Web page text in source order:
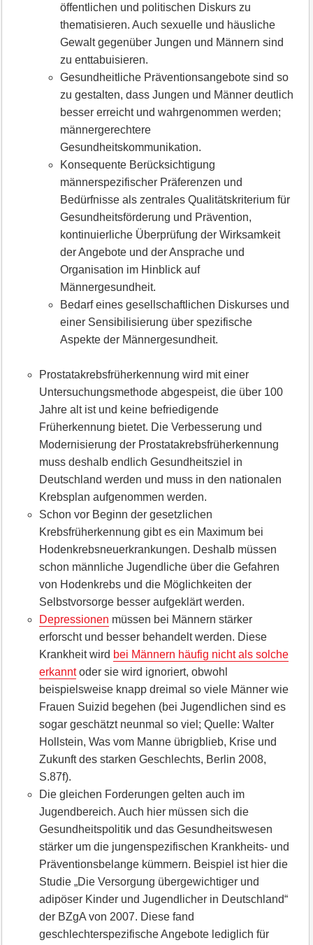
öffentlichen und politischen Diskurs zu
thematisieren. Auch sexuelle und häusliche
Gewalt gegenüber Jungen und Männern sind
zu enttabuisieren.
Gesundheitliche Präventionsangebote sind so
zu gestalten, dass Jungen und Männer deutlich
besser erreicht und wahrgenommen werden;
männergerechtere
Gesundheitskommunikation.
Konsequente Berücksichtigung
männerspezifischer Präferenzen und
Bedürfnisse als zentrales Qualitätskriterium für
Gesundheitsförderung und Prävention,
kontinuierliche Überprüfung der Wirksamkeit
der Angebote und der Ansprache und
Organisation im Hinblick auf
Männergesundheit.
Bedarf eines gesellschaftlichen Diskurses und
einer Sensibilisierung über spezifische
Aspekte der Männergesundheit.
Prostatakrebsfrüherkennung wird mit einer
Untersuchungsmethode abgespeist, die über 100
Jahre alt ist und keine befriedigende
Früherkennung bietet. Die Verbesserung und
Modernisierung der Prostatakrebsfrüherkennung
muss deshalb endlich Gesundheitsziel in
Deutschland werden und muss in den nationalen
Krebsplan aufgenommen werden.
Schon vor Beginn der gesetzlichen
Krebsfrüherkennung gibt es ein Maximum bei
Hodenkrebsneuerkrankungen. Deshalb müssen
schon männliche Jugendliche über die Gefahren
von Hodenkrebs und die Möglichkeiten der
Selbstvorsorge besser aufgeklärt werden.
Depressionen müssen bei Männern stärker
erforscht und besser behandelt werden. Diese
Krankheit wird bei Männern häufig nicht als solche
erkanntoder sie wird ignoriert, obwohl
beispielsweise knapp dreimal so viele Männer wie
Frauen Suizid begehen (bei Jugendlichen sind es
sogar geschätzt neunmal so viel; Quelle: Walter
Hollstein, Was vom Manne übrigblieb, Krise und
Zukunft des starken Geschlechts, Berlin 2008,
S.87f).
Die gleichen Forderungen gelten auch im
Jugendbereich. Auch hier müssen sich die
Gesundheitspolitik und das Gesundheitswesen
stärker um die jungenspezifischen Krankheits- und
Präventionsbelange kümmern. Beispiel ist hier die
Studie „Die Versorgung übergewichtiger und
adipöser Kinder und Jugendlicher in Deutschland“
der BZgA von 2007. Diese fand
geschlechterspezifische Angebote lediglich für